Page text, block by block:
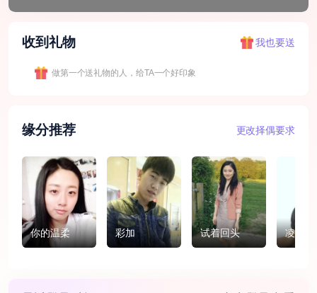
收到礼物 我也要送
做第一个送礼物的人，给TA一个好印象
缘分推荐 更改择偶要求
你的温柔 彩加 试着回头 凌羽